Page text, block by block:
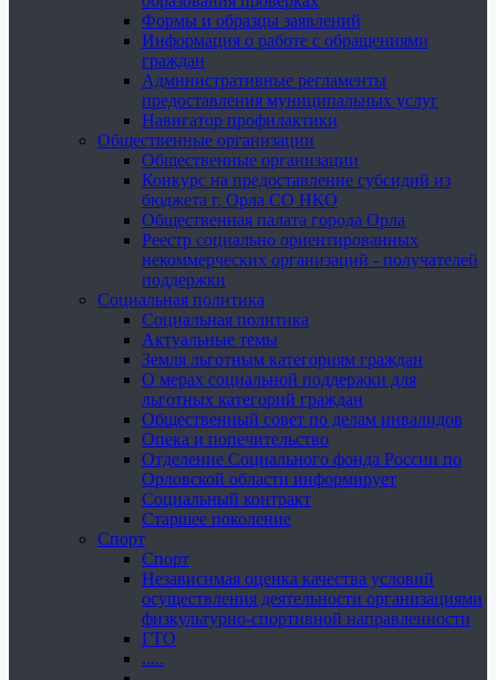
Формы и образцы заявлений
Информация о работе с обращениями
граждан
Административные регламенты
предоставления муниципальных услуг
Навигатор профилактики
Общественные организации
Общественные организации
Конкурс на предоставление субсидий из
бюджета г. Орла СО НКО
Общественная палата города Орла
Реестр социально ориентированных
некоммерческих организаций - получателей
поддержки
Социальная политика
Социальная политика
Актуальные темы
Земля льготным категориям граждан
О мерах социальной поддержки для
льготных категорий граждан
Общественный совет по делам инвалидов
Опека и попечительство
Отделение Социального фонда России по
Орловской области информирует
Социальный контракт
Старшее поколение
Спорт
Спорт
Независимая оценка качества условий
осуществления деятельности организациями
физкультурно-спортивной направленности
ГТО
.....